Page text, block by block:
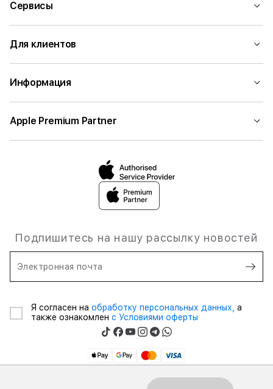
Сервисы
Для клиентов
Информация
Apple Premium Partner
Подпишитесь на нашу рассылку новостей
Электронная почта
Я согласен на обработку персональных данных, а
также ознакомлен с Условиями оферты